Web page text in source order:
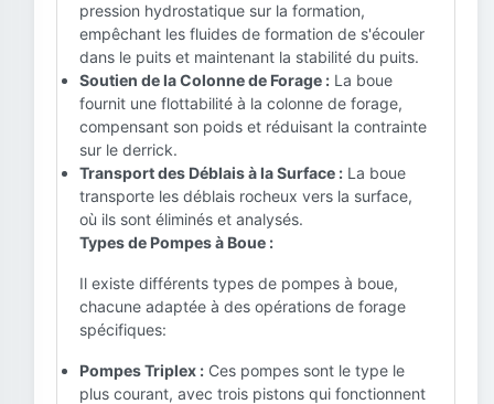
pression hydrostatique sur la formation,
empêchant les fluides de formation de s'écouler
dans le puits et maintenant la stabilité du puits.
Soutien de la Colonne de Forage : La boue
fournit une flottabilité à la colonne de forage,
compensant son poids et réduisant la contrainte
sur le derrick.
Transport des Déblais à la Surface : La boue
transporte les déblais rocheux vers la surface,
où ils sont éliminés et analysés.
Types de Pompes à Boue :
Il existe différents types de pompes à boue,
chacune adaptée à des opérations de forage
spécifiques:
Pompes Triplex : Ces pompes sont le type le
plus courant, avec trois pistons qui fonctionnent